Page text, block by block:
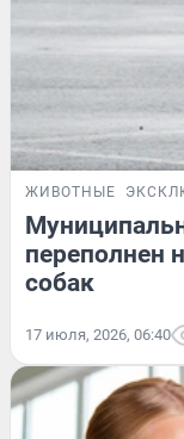
ЖИВОТНЫЕ
переполнен
собак
17 июля, 2026, 06:40